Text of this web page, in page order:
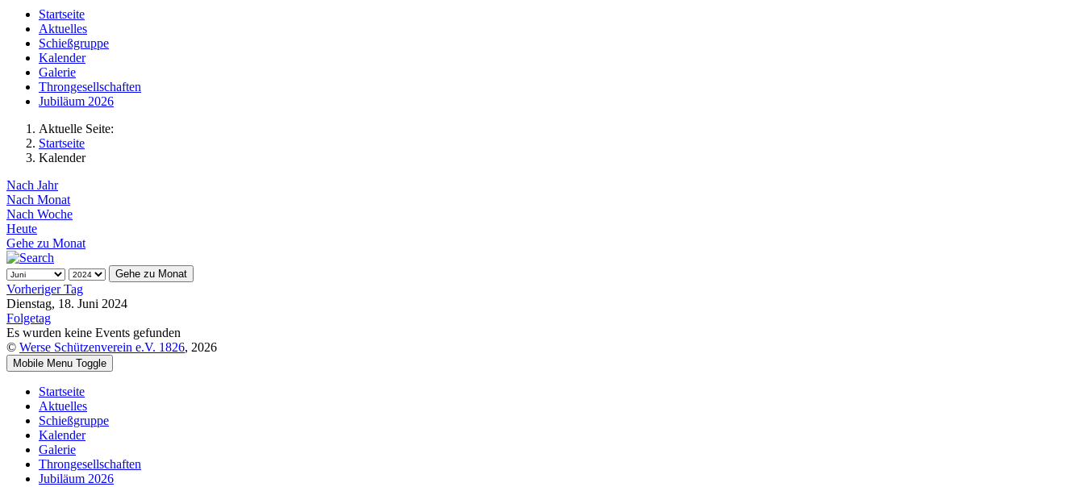
Startseite
Aktuelles
Schießgruppe
Kalender
Galerie
Throngesellschaften
Jubiläum 2026
Aktuelle Seite:
Startseite
Kalender
Nach Jahr
Nach Monat
Nach Woche
Heute
Gehe zu Monat
Gehe zu Monat
Vorheriger Tag
Dienstag, 18. Juni 2024
Folgetag
Es wurden keine Events gefunden
© Werse Schützenverein e.V. 1826, 2026
Mobile Menu Toggle
Startseite
Aktuelles
Schießgruppe
Kalender
Galerie
Throngesellschaften
Jubiläum 2026